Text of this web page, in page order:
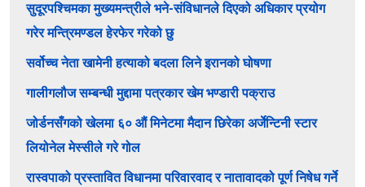
सुदूरपश्चिमका मुख्यमन्त्रीले भने-संविधानले दिएको अधिकार प्रयोग
गरेर मन्त्रिमण्डल हेरफेर गरेको छु
सर्वोच्च नेता खामेनी हत्याको बदला लिने इरानको घोषणा
गालीगलौज सम्बन्धी मुद्दामा पत्रकार खेम भण्डारी पक्राउ
जोर्डनसँगको खेलमा ६० औं मिनेटमा मैदान छिरेका अर्जेन्टिनी स्टार
लियोनेल मेस्सीले गरे गोल
रास्वपाको प्रस्तावित विधानमा परिवारवाद र नातावादको पूर्ण निषेध गर्ने